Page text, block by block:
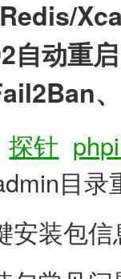
自动重
探针
目
安装包